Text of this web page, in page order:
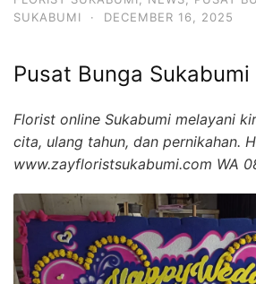
SUKABUMI
· DECEMBER 16, 2025
Pusat Bunga
Florist online Sukabumi melayani
cita, ulang tahun, dan pernikahan.
www.zayfloristsukabumi.com WA